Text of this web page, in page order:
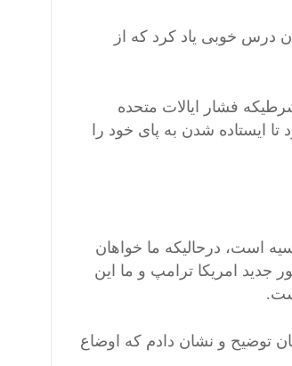
درس خوبی یاد کرد که از
فشار ایالات متحده
ایستاده شدن به پای خود را
است، درحالیکه ما خواهان
جدید امریکا ترامپ و ما این
توضیح و نشان دادم که اوضاع